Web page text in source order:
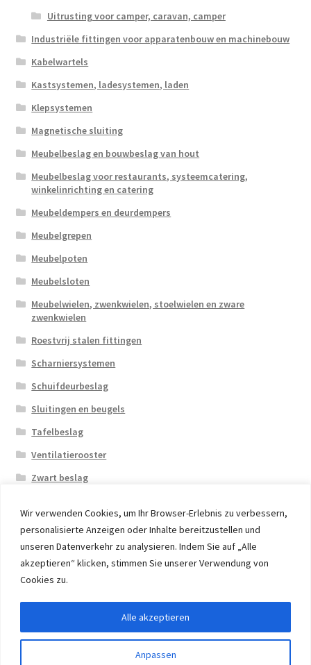
Wir verwenden Cookies, um Ihr Browser-Erlebnis zu verbessern,
personalisierte Anzeigen oder Inhalte bereitzustellen und
unseren Datenverkehr zu analysieren. Indem Sie auf „Alle
akzeptieren“ klicken, stimmen Sie unserer Verwendung von
Cookies zu.
Anpassen
Alle akzeptieren
Uitrusting voor camper, caravan, camper
Industriële fittingen voor apparatenbouw en machinebouw
Kabelwartels
Kastsystemen, ladesystemen, laden
Klepsystemen
Magnetische sluiting
Meubelbeslag en bouwbeslag van hout
Meubelbeslag voor restaurants, systeemcatering,
winkelinrichting en catering
Meubeldempers en deurdempers
Meubelgrepen
Meubelpoten
Meubelsloten
Meubelwielen, zwenkwielen, stoelwielen en zware
zwenkwielen
Roestvrij stalen fittingen
Scharniersystemen
Schuifdeurbeslag
Sluitingen en beugels
Tafelbeslag
Ventilatierooster
Zwart beslag
© 2026 Eruon Trade UG, Germany, member of the ERUON